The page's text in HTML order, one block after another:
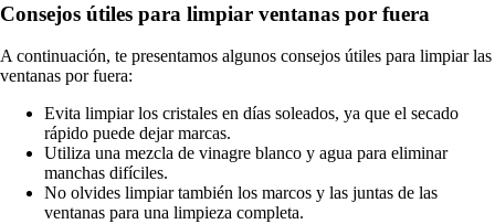
Consejos útiles para limpiar ventanas por fuera
A continuación, te presentamos algunos consejos útiles para limpiar las
ventanas por fuera:
Evita limpiar los cristales en días soleados, ya que el secado
rápido puede dejar marcas.
Utiliza una mezcla de vinagre blanco y agua para eliminar
manchas difíciles.
No olvides limpiar también los marcos y las juntas de las
ventanas para una limpieza completa.